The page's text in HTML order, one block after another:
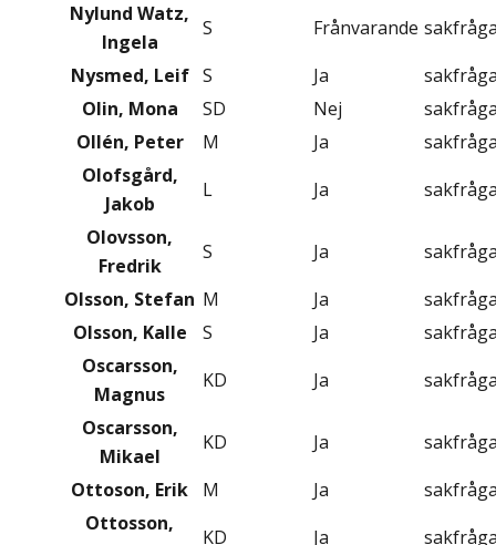
Nylund Watz,
Ingela
S Frånvarande
Nysmed, Leif S Ja
Olin, Mona
SD Nej
Ollén, Peter
M Ja
Olofsgård,
Jakob
L Ja
Olovsson,
Fredrik
S Ja
Olsson, Stefan M Ja
Olsson, Kalle
S Ja
Oscarsson,
Magnus
KD Ja
Oscarsson,
Mikael
KD Ja
Ottoson, Erik
M Ja
Ottosson,
KD Ja